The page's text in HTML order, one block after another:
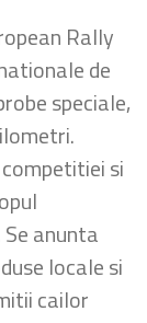
Rally
de
speciale,
si
anunta
locale si
cailor